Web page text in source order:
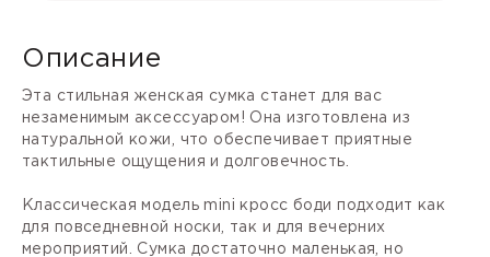
Описание
Эта стильная женская сумка станет для вас
незаменимым аксессуаром! Она изготовлена из
натуральной кожи, что обеспечивает приятные
тактильные ощущения и долговечность.
Классическая модель mini кросс боди подходит как
для повседневной носки, так и для вечерних
мероприятий. Сумка достаточно маленькая, но